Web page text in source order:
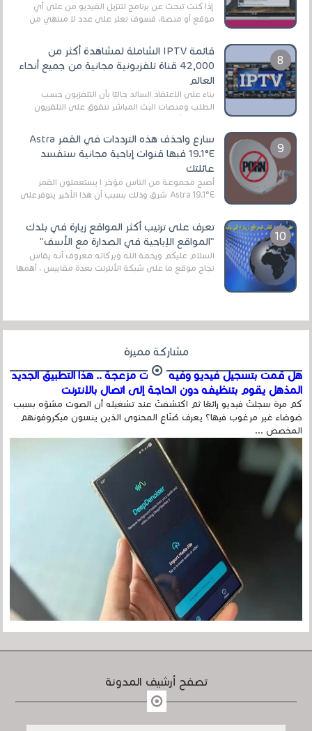
إذا كنت تبحث عن برنامج لتنزيل الفيديو من على أي
موقع أو منصة، فسوف تعثر على عدد لا منتهي من
قائمة IPTV الشاملة لمشاهدة أكثر من
42,000 قناة تلفزيونية مجانية من جميع أنحاء
العالم
بناءً على الاعتقاد السائد حاليًا بأن التلفزيون حسب
الطلب ومنصات البث المباشر تتفوق على التلفزيون
سارع واحذف هذه الترددات في القمر Astra
19.1°E فبها قنوات إباحية مجانية ستفسد
عائلتك
أصبح مجموعة من الناس مؤخر ا يستعملون القمر
Astra 19.1°E شرق وذلك بسبب أن هذا الأخير يتوفرعلى
تعرف على ترتيب أكثر المواقع زيارة في بلدك
"المواقع الإباحية في الصدارة مع الأسف"
السلام عليكم ورحمة الله وبركاته معروف أنه يقاس
نجاح موقع ما على شبكة الأنترنت بعدة مقاييس ، أهمها
مشاركة مميزة
هل قمت بتسجيل فيديو وفيه أصوت مزعجة .. هذا التطبيق الجديد
المذهل يقوم بتنظيفه دون الحاجة إلى اتصال بالإنترنت
كم مرة سجلتَ فيديو رائعًا ثم اكتشفتَ عند تشغيله أن الصوت مشوّه بسبب
ضوضاء غير مرغوب فيها؟ يعرف صُنّاع المحتوى الذين ينسون ميكروفونهم
المخصص ...
تصفح أرشيف المدونة